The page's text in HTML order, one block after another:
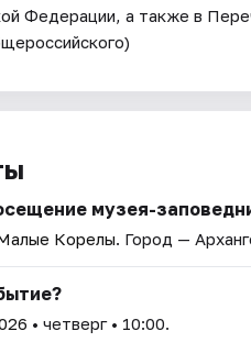
Федерации, а также в
музея-
Корелы. Город —
• четверг • 10:00.